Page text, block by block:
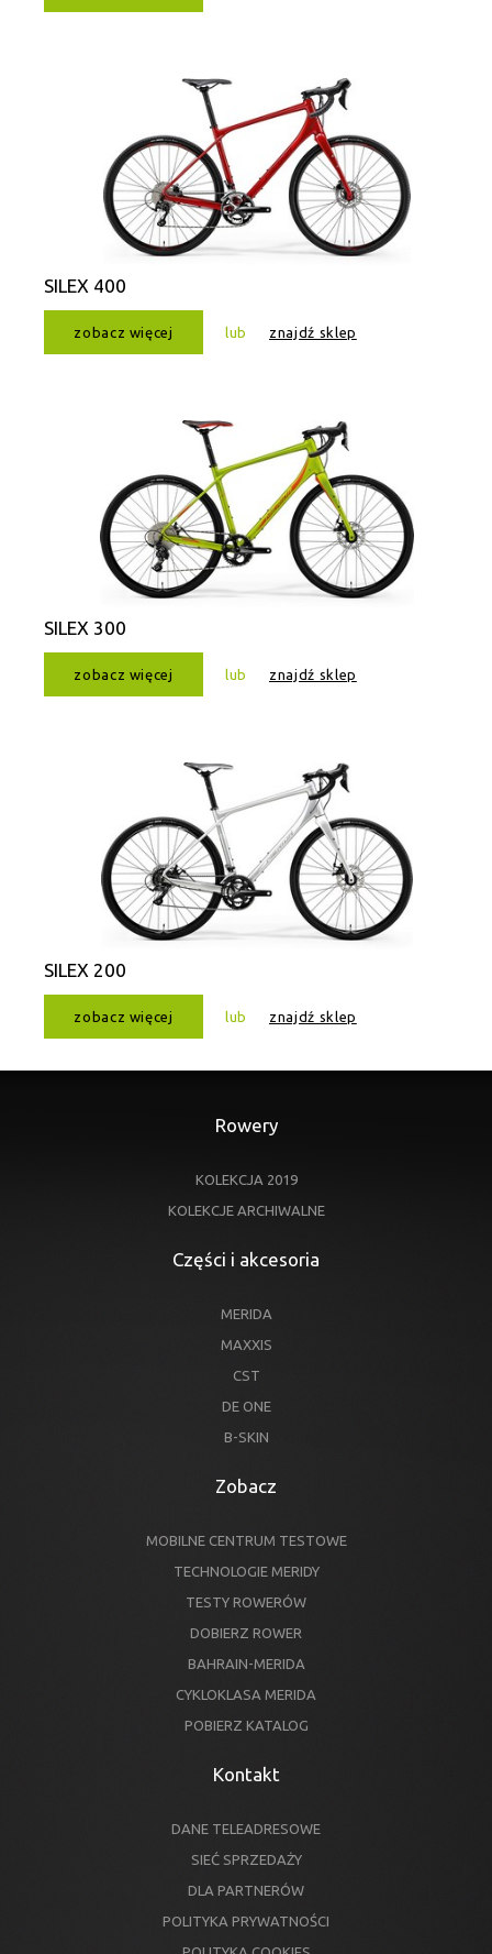
SILEX 400
zobacz więcej lub znajdź sklep
SILEX 300
zobacz więcej lub znajdź sklep
SILEX 200
zobacz więcej lub znajdź sklep
Rowery
KOLEKCJA 2019
KOLEKCJE ARCHIWALNE
Części i akcesoria
MERIDA
MAXXIS
CST
DE ONE
B-SKIN
Zobacz
MOBILNE CENTRUM TESTOWE
TECHNOLOGIE MERIDY
TESTY ROWERÓW
DOBIERZ ROWER
BAHRAIN-MERIDA
CYKLOKLASA MERIDA
POBIERZ KATALOG
Kontakt
DANE TELEADRESOWE
SIEĆ SPRZEDAŻY
DLA PARTNERÓW
POLITYKA PRYWATNOŚCI